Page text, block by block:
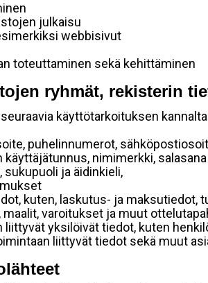
julkaisu
webbisivut
toteuttaminen sekä kehittäminen
ryhmät, rekisterin
käyttötarkoituksen
puhelinnumerot,
nimimerkki,
ja äidinkieli,
kuten, laskutus- ja maksutiedot,
varoitukset ja muut
liittyvät yksilöivät tiedot, kuten
liittyvät tiedot sekä muut